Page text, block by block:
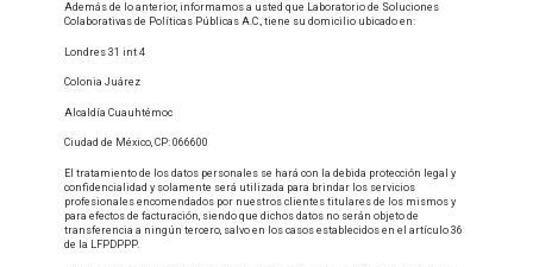
Además de lo anterior, informamos a usted que Laboratorio de Soluciones
Colaborativas de Políticas Públicas A.C., tiene su domicilio ubicado en:
Londres 31 int 4
Colonia Juárez
Alcaldía Cuauhtémoc
Ciudad de México, CP: 066600
El tratamiento de los datos personales se hará con la debida protección legal y
confidencialidad y solamente será utilizada para brindar los servicios
profesionales encomendados por nuestros clientes titulares de los mismos y
para efectos de facturación, siendo que dichos datos no serán objeto de
transferencia a ningún tercero, salvo en los casos establecidos en el artículo 36
de la LFPDPPP.